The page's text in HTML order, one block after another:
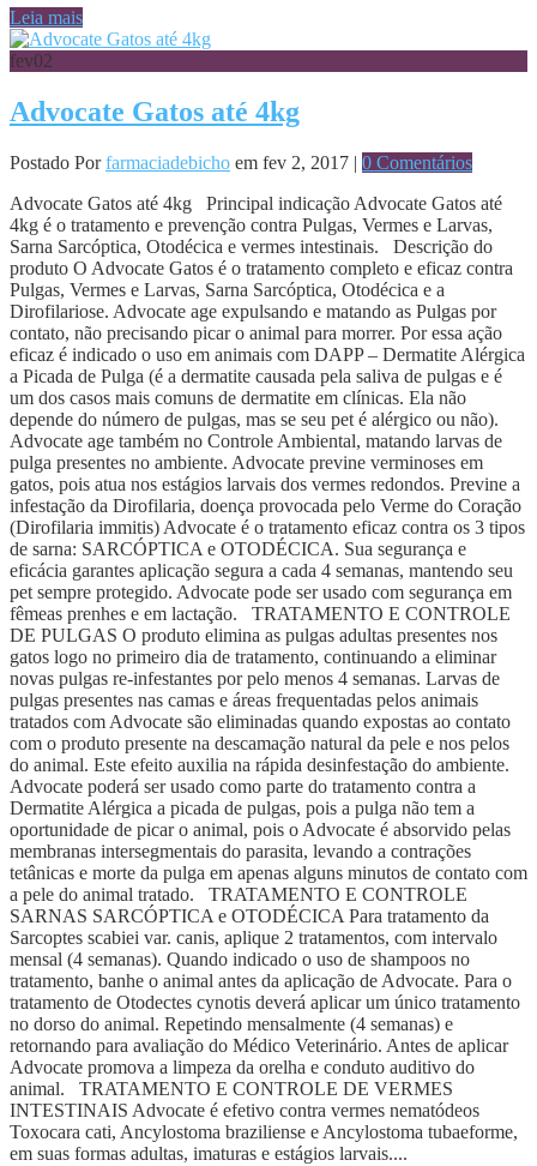
Leia mais
fev02
Advocate Gatos até 4kg
Postado Porfarmaciadebicho em fev 2, 2017 | 0 Comentários
Advocate Gatos até 4kg Principal indicação Advocate Gatos até
4kg é o tratamento e prevenção contra Pulgas, Vermes e Larvas,
Sarna Sarcóptica, Otodécica e vermes intestinais. Descrição do
produto O Advocate Gatos é o tratamento completo e eficaz contra
Pulgas, Vermes e Larvas, Sarna Sarcóptica, Otodécica e a
Dirofilariose. Advocate age expulsando e matando as Pulgas por
contato, não precisando picar o animal para morrer. Por essa ação
eficaz é indicado o uso em animais com DAPP – Dermatite Alérgica
a Picada de Pulga (é a dermatite causada pela saliva de pulgas e é
um dos casos mais comuns de dermatite em clínicas. Ela não
depende do número de pulgas, mas se seu pet é alérgico ou não).
Advocate age também no Controle Ambiental, matando larvas de
pulga presentes no ambiente. Advocate previne verminoses em
gatos, pois atua nos estágios larvais dos vermes redondos. Previne a
infestação da Dirofilaria, doença provocada pelo Verme do Coração
(Dirofilaria immitis) Advocate é o tratamento eficaz contra os 3 tipos
de sarna: SARCÓPTICA e OTODÉCICA. Sua segurança e
eficácia garantes aplicação segura a cada 4 semanas, mantendo seu
pet sempre protegido. Advocate pode ser usado com segurança em
fêmeas prenhes e em lactação. TRATAMENTO E CONTROLE
DE PULGAS O produto elimina as pulgas adultas presentes nos
gatos logo no primeiro dia de tratamento, continuando a eliminar
novas pulgas re-infestantes por pelo menos 4 semanas. Larvas de
pulgas presentes nas camas e áreas frequentadas pelos animais
tratados com Advocate são eliminadas quando expostas ao contato
com o produto presente na descamação natural da pele e nos pelos
do animal. Este efeito auxilia na rápida desinfestação do ambiente.
Advocate poderá ser usado como parte do tratamento contra a
Dermatite Alérgica a picada de pulgas, pois a pulga não tem a
oportunidade de picar o animal, pois o Advocate é absorvido pelas
membranas intersegmentais do parasita, levando a contrações
tetânicas e morte da pulga em apenas alguns minutos de contato com
a pele do animal tratado. TRATAMENTO E CONTROLE
SARNAS SARCÓPTICA e OTODÉCICA Para tratamento da
Sarcoptes scabiei var. canis, aplique 2 tratamentos, com intervalo
mensal (4 semanas). Quando indicado o uso de shampoos no
tratamento, banhe o animal antes da aplicação de Advocate. Para o
tratamento de Otodectes cynotis deverá aplicar um único tratamento
no dorso do animal. Repetindo mensalmente (4 semanas) e
retornando para avaliação do Médico Veterinário. Antes de aplicar
Advocate promova a limpeza da orelha e conduto auditivo do
animal. TRATAMENTO E CONTROLE DE VERMES
INTESTINAIS Advocate é efetivo contra vermes nematódeos
Toxocara cati, Ancylostoma braziliense e Ancylostoma tubaeforme,
em suas formas adultas, imaturas e estágios larvais....